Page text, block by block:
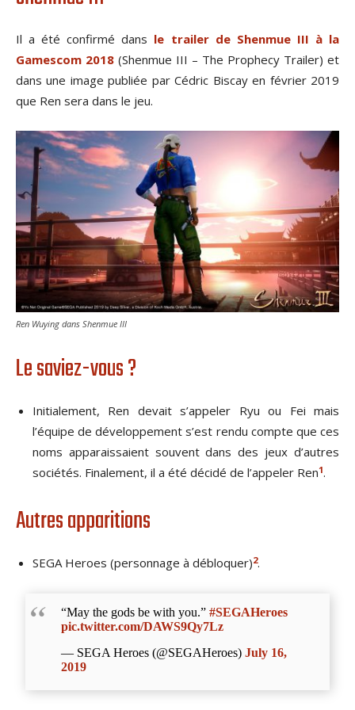
Il a été confirmé dans le trailer de Shenmue III à la
Gamescom 2018 (Shenmue III – The Prophecy Trailer) et
dans une image publiée par Cédric Biscay en février 2019
que Ren sera dans le jeu.
Ren Wuying dans Shenmue III
Le saviez-vous ?
Initialement, Ren devait s’appeler Ryu ou Fei mais
l’équipe de développement s’est rendu compte que ces
noms apparaissaient souvent dans des jeux d’autres
sociétés. Finalement, il a été décidé de l’appeler Ren1.
Autres apparitions
SEGA Heroes (personnage à débloquer)2.
“May the gods be with you.”#SEGAHeroes
pic.twitter.com/DAWS9Qy7Lz
— SEGA Heroes (@SEGAHeroes)July 16,
2019